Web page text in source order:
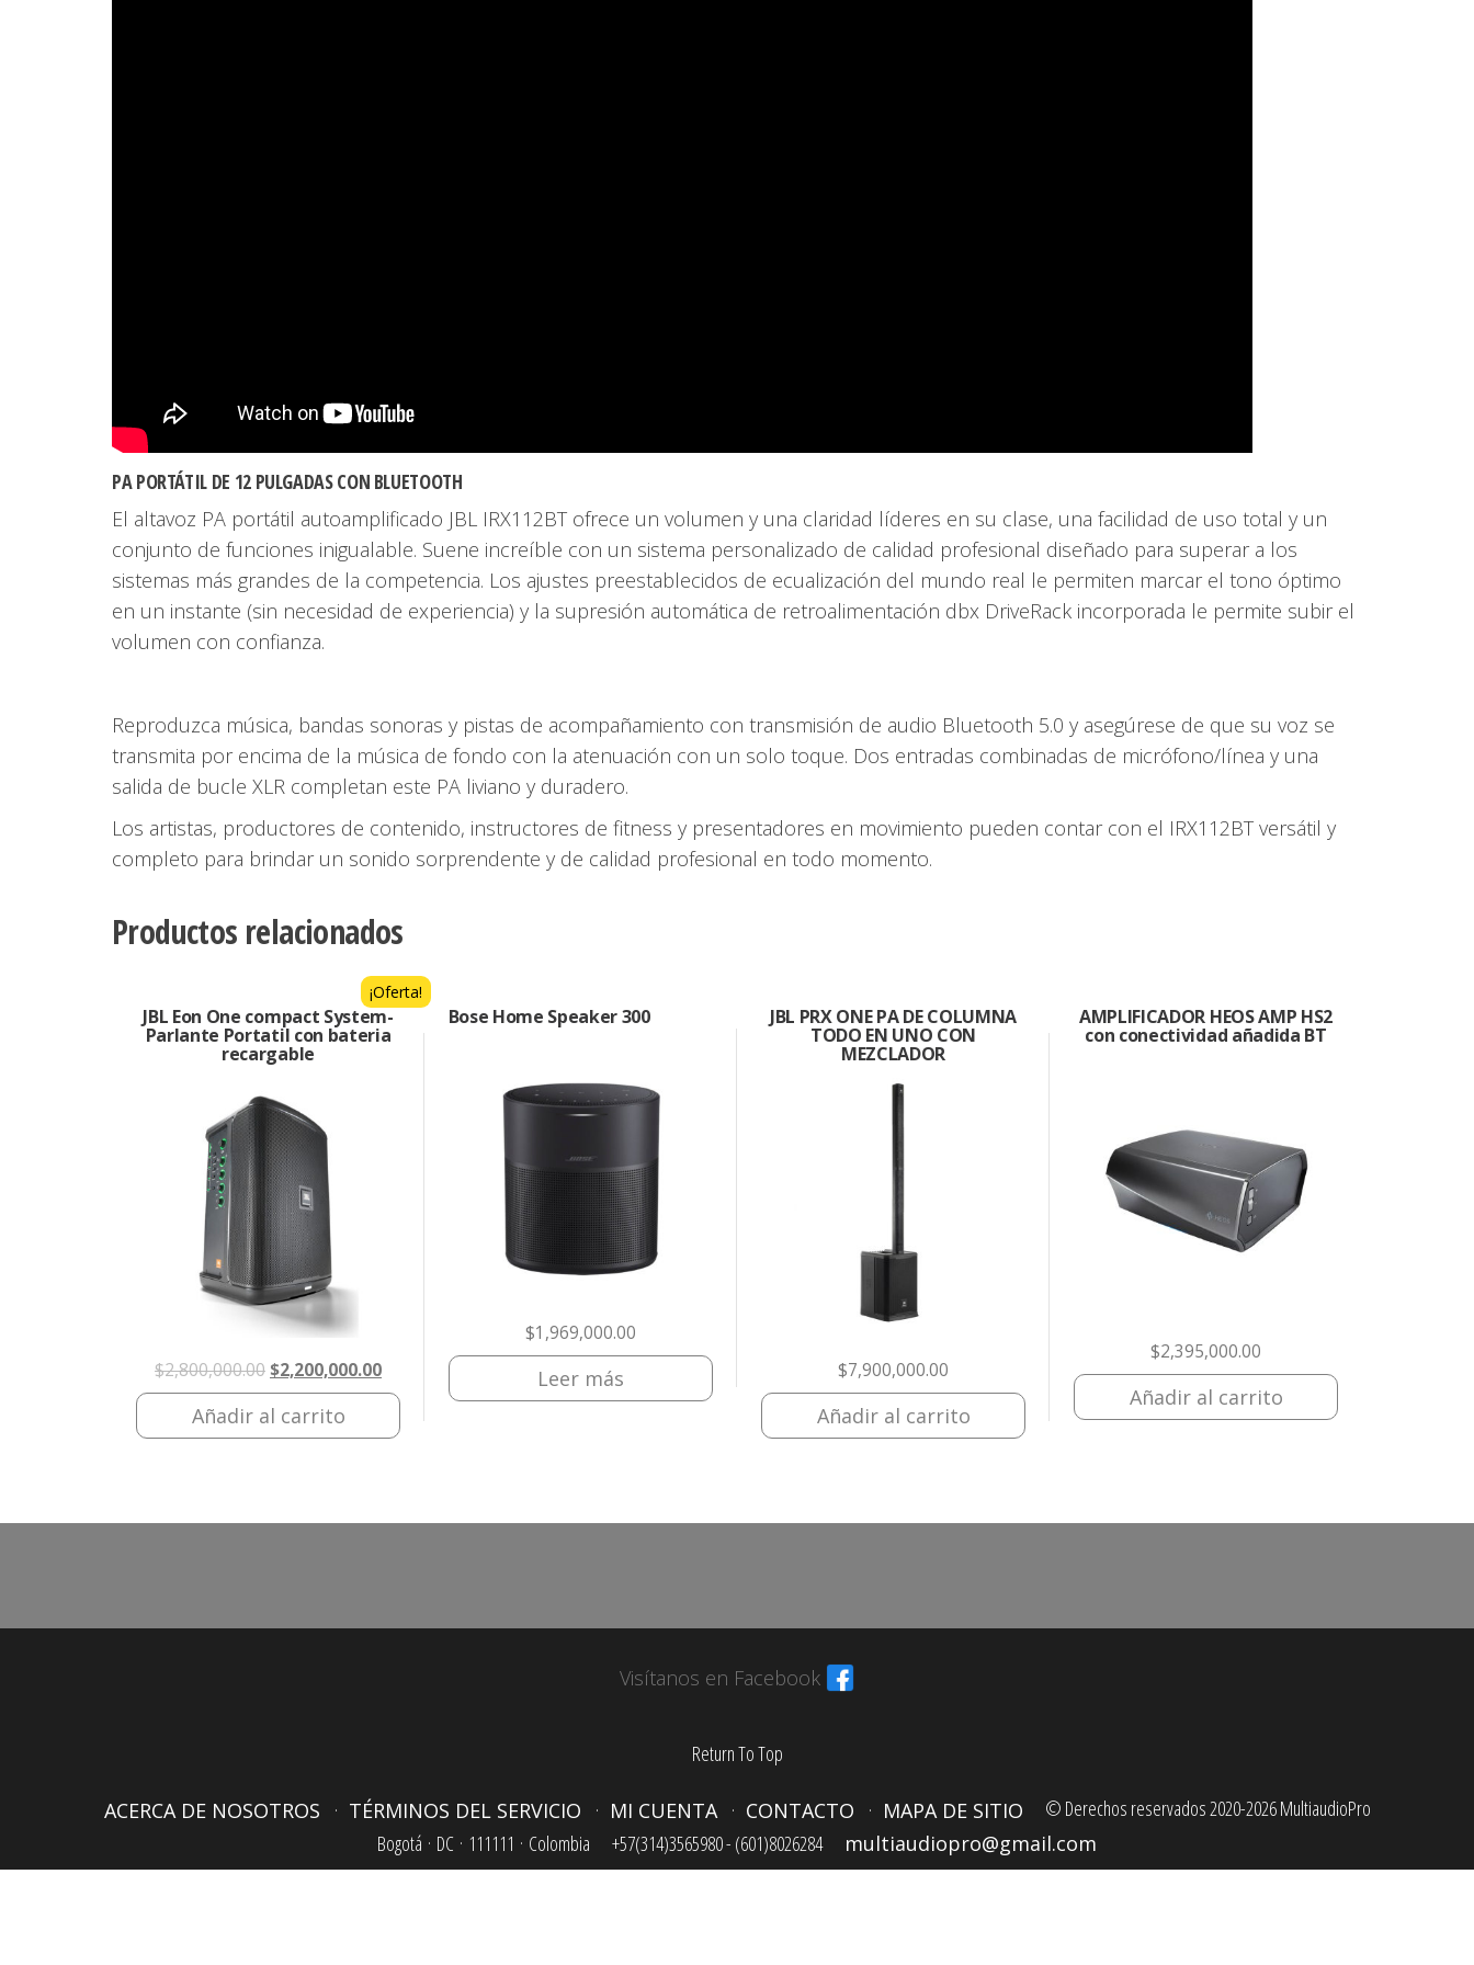
PA PORTÁTIL DE 12 PULGADAS CON BLUETOOTH
El altavoz PA portátil autoamplificado JBL IRX112BT ofrece un volumen y una claridad líderes en su clase, una facilidad de uso total y un
conjunto de funciones inigualable. Suene increíble con un sistema personalizado de calidad profesional diseñado para superar a los
sistemas más grandes de la competencia. Los ajustes preestablecidos de ecualización del mundo real le permiten marcar el tono óptimo
en un instante (sin necesidad de experiencia) y la supresión automática de retroalimentación dbx DriveRack incorporada le permite subir el
volumen con confianza.
Reproduzca música, bandas sonoras y pistas de acompañamiento con transmisión de audio Bluetooth 5.0 y asegúrese de que su voz se
transmita por encima de la música de fondo con la atenuación con un solo toque. Dos entradas combinadas de micrófono/línea y una
salida de bucle XLR completan este PA liviano y duradero.
Los artistas, productores de contenido, instructores de fitness y presentadores en movimiento pueden contar con el IRX112BT versátil y
completo para brindar un sonido sorprendente y de calidad profesional en todo momento.
Productos relacionados
JBL Eon One compact System-
Parlante Portatil con bateria
recargable
¡Oferta!
$2,800,000.00 El
precio
original
$2,200,000.00El
precio
actual
Añadir al carrito
Bose Home Speaker 300
$1,969,000.00
Leer más
JBL PRX ONE PA DE COLUMNA
TODO EN UNO CON
MEZCLADOR
$7,900,000.00
Añadir al carrito
AMPLIFICADOR HEOS AMP HS2
con conectividad añadida BT
$2,395,000.00
Añadir al carrito
Visítanos en Facebook
Return To Top
ACERCA DE NOSOTROS TÉRMINOS DEL SERVICIO MI CUENTA CONTACTO MAPA DE SITIO
© Derechos reservados 2020-2026 MultiaudioPro
Bogotá · DC · 111111 · Colombia +57(314)3565980 - (601)8026284 multiaudiopro@gmail.com